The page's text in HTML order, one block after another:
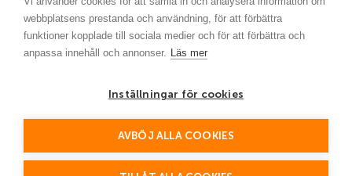
webbplatsens prestanda och användning, för att förbättra
funktioner kopplade till sociala medier och för att förbättra och
anpassa innehåll och annonser. Läs mer
Inställningar för cookies
AVBÖJ ALLA COOKIES
This site is protected by reCAPTCHA and the Google
andTerms of Service apply.